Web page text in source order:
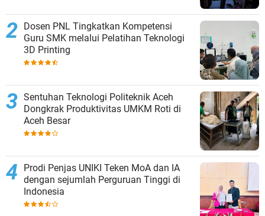
Dosen PNL Tingkatkan Kompetensi
Guru SMK melalui Pelatihan Teknologi
3D Printing
Sentuhan Teknologi Politeknik Aceh
Dongkrak Produktivitas UMKM Roti di
Aceh Besar
Prodi Penjas UNIKI Teken MoA dan IA
dengan sejumlah Perguruan Tinggi di
Indonesia